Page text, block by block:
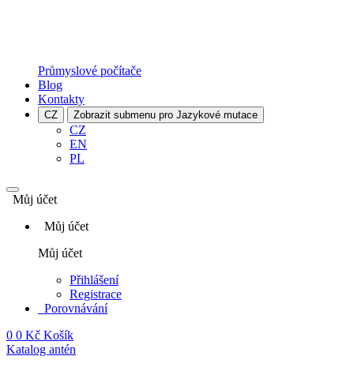
Průmyslové počítače
Blog
Kontakty
CZ Zobrazit submenu pro Jazykové mutace
CZ
EN
PL
Můj účet
Můj účet
Můj účet
Přihlášení
Registrace
Porovnávání
0 0 Kč Košík
Katalog antén